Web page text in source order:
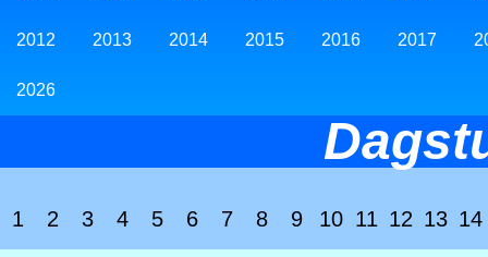
2012 2013 2014 2015 2016 2017
2026
1 2 3 4 5 6 7 8 9 10 11 12 13 14